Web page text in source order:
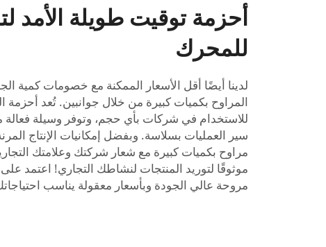
أحزمة توقيت طويلة
للمحرك
لدينا أيضًا أقل الأسعار الممكنة مع خصومات كمية
المراوح بكميات كبيرة من خلال جوانبين. تُعد أحزمة
للاستخدام في شركات بأي حجم، وتوفر وسيلة
سير العمليات بسلاسة. وبفضل إمكانيات الإنتاج
مراوح بكميات كبيرة مع شعار شركتك وعلامتك
موثوقًا لتوريد المنتجات لنشاطك التجاري! اعتمد
مروحة عالي الجودة وبأسعار معقولة يناسب